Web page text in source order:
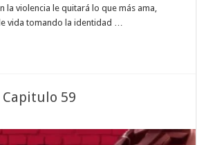
la violencia le quitará lo que más ama,
vida tomando la identidad …
Capitulo 59